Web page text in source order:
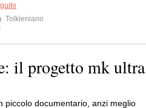
Tolkieniano
il progetto mk ultra
piccolo documentario, anzi meglio